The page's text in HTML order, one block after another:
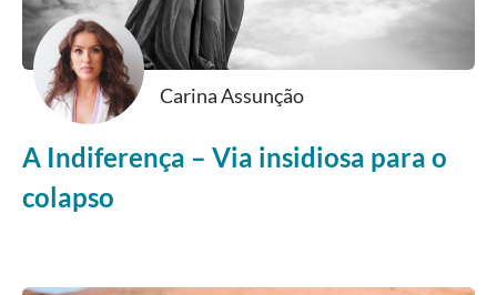
Carina Assunção
A Indiferença – Via insidiosa para o
colapso